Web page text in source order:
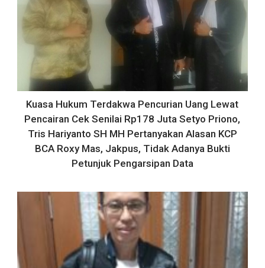
Kuasa Hukum Terdakwa Pencurian Uang Lewat
Pencairan Cek Senilai Rp178 Juta Setyo Priono,
Tris Hariyanto SH MH Pertanyakan Alasan KCP
BCA Roxy Mas, Jakpus, Tidak Adanya Bukti
Petunjuk Pengarsipan Data